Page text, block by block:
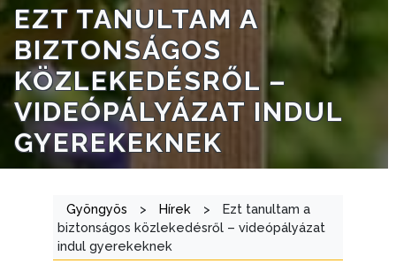
ÉS
INTÉZMÉNYEK
NYOMTATVÁNYOK
E-
ÜGYINTÉZÉS
ANYAGOK
KISTÉRSÉG
EZT TANULTAM A
BIZTONSÁGOS
KÖZLEKEDÉSRŐL –
VIDEÓPÁLYÁZAT INDUL
GYEREKEKNEK
Gyöngyös > Hírek >
Ezt tanultam a
biztonságos közlekedésről – videópályázat
indul gyerekeknek